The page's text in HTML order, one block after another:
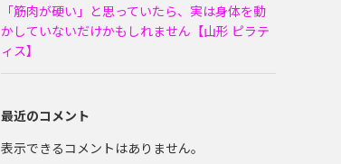
「筋肉が硬い」と思っていたら、実は身体を動
かしていないだけかもしれません【山形 ピラテ
ィス】
最近のコメント
表示できるコメントはありません。